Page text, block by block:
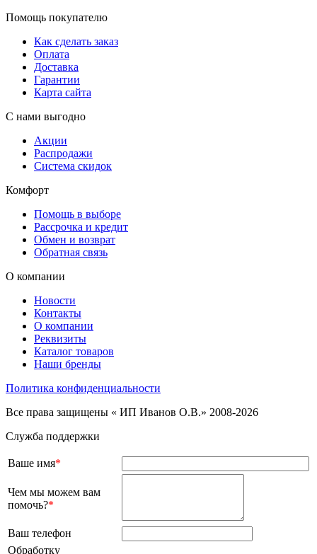
Помощь покупателю
Как сделать заказ
Оплата
Доставка
Гарантии
Карта сайта
С нами выгодно
Акции
Распродажи
Система скидок
Комфорт
Помощь в выборе
Рассрочка и кредит
Обмен и возврат
Обратная связь
О компании
Новости
Контакты
О компании
Реквизиты
Каталог товаров
Наши бренды
Политика конфиденциальности
Все права защищены « ИП Иванов О.В.» 2008-2026
Служба поддержки
Ваше имя*
Чем мы можем вам
помочь?*
Ваш телефон
Обработку